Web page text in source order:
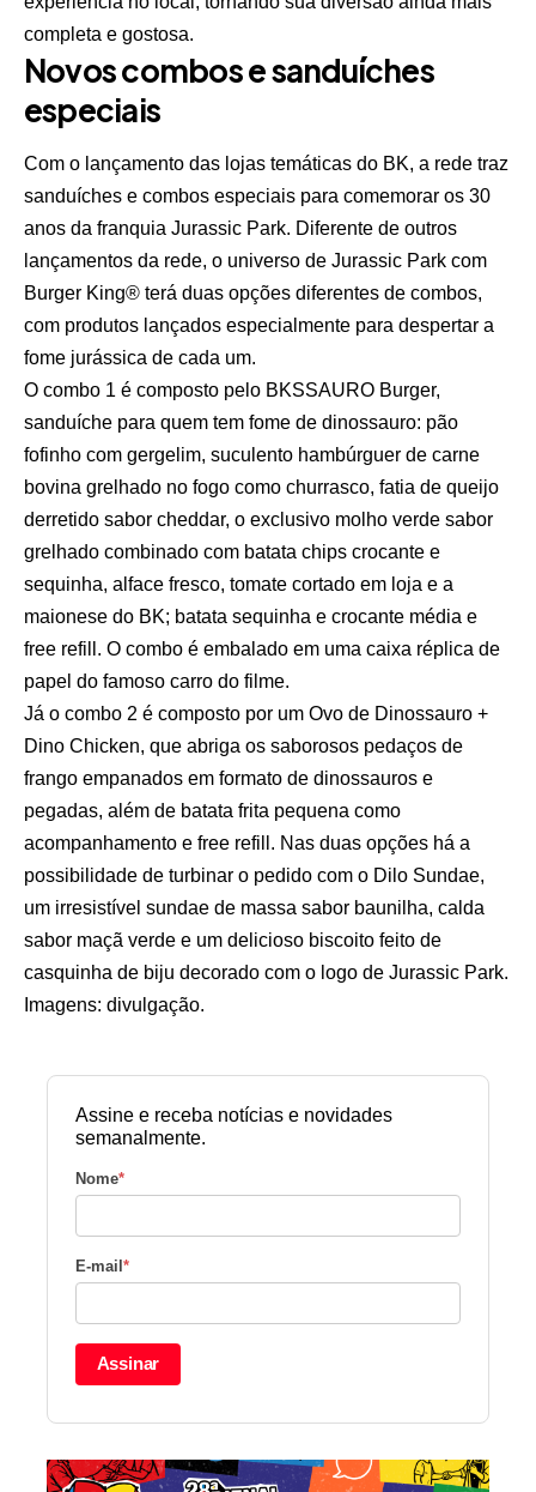
completa e gostosa.
Novos combos e sanduíches
especiais
Com o lançamento das lojas temáticas do BK, a rede traz
sanduíches e combos especiais para comemorar os 30
anos da franquia Jurassic Park. Diferente de outros
lançamentos da rede, o universo de Jurassic Park com
Burger King® terá duas opções diferentes de combos,
com produtos lançados especialmente para despertar a
fome jurássica de cada um.
O combo 1 é composto pelo BKSSAURO Burger,
sanduíche para quem tem fome de dinossauro: pão
fofinho com gergelim, suculento hambúrguer de carne
bovina grelhado no fogo como churrasco, fatia de queijo
derretido sabor cheddar, o exclusivo molho verde sabor
grelhado combinado com batata chips crocante e
sequinha, alface fresco, tomate cortado em loja e a
maionese do BK; batata sequinha e crocante média e
free refill. O combo é embalado em uma caixa réplica de
papel do famoso carro do filme.
Já o combo 2 é composto por um Ovo de Dinossauro +
Dino Chicken, que abriga os saborosos pedaços de
frango empanados em formato de dinossauros e
pegadas, além de batata frita pequena como
acompanhamento e free refill. Nas duas opções há a
possibilidade de turbinar o pedido com o Dilo Sundae,
um irresistível sundae de massa sabor baunilha, calda
sabor maçã verde e um delicioso biscoito feito de
casquinha de biju decorado com o logo de Jurassic Park.
Imagens: divulgação.
Assine e receba notícias e novidades
semanalmente.
Nome*
E-mail *
Assinar